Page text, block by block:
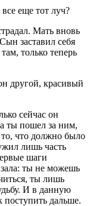
еще тот луч?
Мать вновь
заставил себя
только теперь
другой, красивый
сейчас он
ты пошел за ним,
то, что должно было
лишь часть
шаги
ты не можешь
ты лишь
И в данную
поступить дальше.